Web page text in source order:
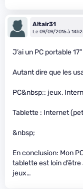
Altair31
Le 09/09/2015 à
J’ai un PC portable
Autant dire que les
PC&nbsp;: jeux,
Tablette : Internet
&nbsp;
En conclusion: Mon
tablette est loin
jeux…